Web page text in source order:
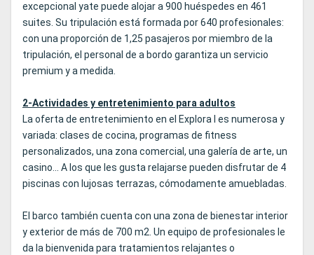
excepcional yate puede alojar a 900 huéspedes en 461
suites. Su tripulación está formada por 640 profesionales:
con una proporción de 1,25 pasajeros por miembro de la
tripulación, el personal de a bordo garantiza un servicio
premium y a medida.
2-Actividades y entretenimiento para adultos
La oferta de entretenimiento en el Explora I es numerosa y
variada: clases de cocina, programas de fitness
personalizados, una zona comercial, una galería de arte, un
casino... A los que les gusta relajarse pueden disfrutar de 4
piscinas con lujosas terrazas, cómodamente amuebladas.
El barco también cuenta con una zona de bienestar interior
y exterior de más de 700 m2. Un equipo de profesionales le
da la bienvenida para tratamientos relajantes o